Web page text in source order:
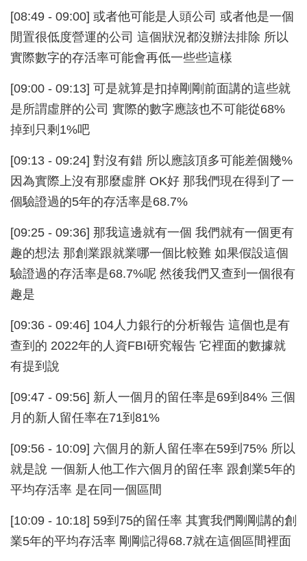
[08:49 - 09:00] 或者他可能是人頭公司 或者他是一個
閒置很低度營運的公司 這個狀況都沒辦法排除 所以
實際數字的存活率可能會再低一些些這樣
[09:00 - 09:13] 可是就算是扣掉剛剛前面講的這些就
是所謂虛胖的公司 實際的數字應該也不可能從68%
掉到只剩1%吧
[09:13 - 09:24] 對沒有錯 所以應該頂多可能差個幾%
因為實際上沒有那麼虛胖 OK好 那我們現在得到了一
個驗證過的5年的存活率是68.7%
[09:25 - 09:36] 那我這邊就有一個 我們就有一個更有
趣的想法 那創業跟就業哪一個比較難 如果假設這個
驗證過的存活率是68.7%呢 然後我們又查到一個很有
趣是
[09:36 - 09:46] 104人力銀行的分析報告 這個也是有
查到的 2022年的人資FBI研究報告 它裡面的數據就
有提到說
[09:47 - 09:56] 新人一個月的留任率是69到84% 三個
月的新人留任率在71到81%
[09:56 - 10:09] 六個月的新人留任率在59到75% 所以
就是說 一個新人他工作六個月的留任率 跟創業5年的
平均存活率 是在同一個區間
[10:09 - 10:18] 59到75的留任率 其實我們剛剛講的創
業5年的平均存活率 剛剛記得68.7就在這個區間裡面